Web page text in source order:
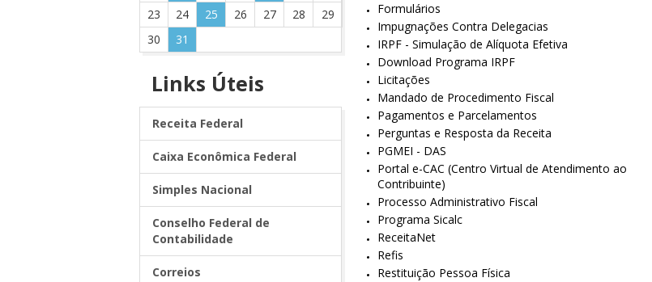
Formulários
Impugnações Contra Delegacias
IRPF - Simulação de Alíquota Efetiva
Download Programa IRPF
Licitações
Mandado de Procedimento Fiscal
Pagamentos e Parcelamentos
Perguntas e Resposta da Receita
PGMEI - DAS
Portal e-CAC (Centro Virtual de Atendimento ao
Contribuinte)
Processo Administrativo Fiscal
Programa Sicalc
ReceitaNet
Refis
Restituição Pessoa Física
23
24 25 26 27 28
29
30
31
Links Úteis
Receita Federal
Caixa Econômica Federal
Simples Nacional
Conselho Federal de
Contabilidade
Correios